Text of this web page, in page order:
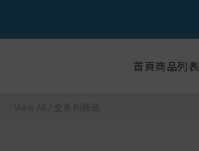
首頁商品列表
View All 全系列商品